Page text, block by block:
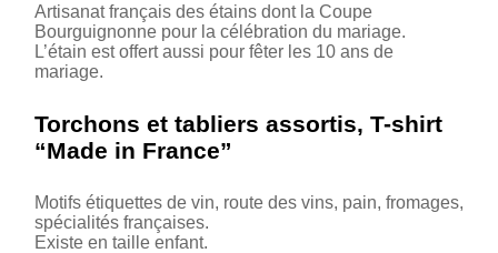
Artisanat français des étains dont la Coupe
Bourguignonne pour la célébration du mariage.
L’étain est offert aussi pour fêter les 10 ans de
mariage.
Torchons et tabliers assortis, T-shirt
“Made in France”
Motifs étiquettes de vin, route des vins, pain, fromages,
spécialités françaises.
Existe en taille enfant.